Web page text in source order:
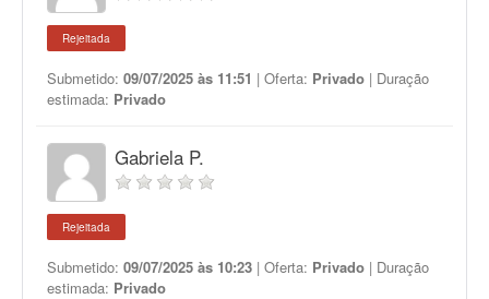
Rejeitada
Submetido: 09/07/2025 às 11:51 | Oferta: Privado | Duração
estimada: Privado
Gabriela P.
Rejeitada
Submetido: 09/07/2025 às 10:23 | Oferta: Privado | Duração
estimada: Privado